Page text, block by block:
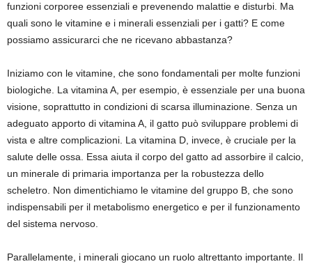
funzioni corporee essenziali e prevenendo malattie e disturbi. Ma
quali sono le vitamine e i minerali essenziali per i gatti? E come
possiamo assicurarci che ne ricevano abbastanza?
Iniziamo con le vitamine, che sono fondamentali per molte funzioni
biologiche. La vitamina A, per esempio, è essenziale per una buona
visione, soprattutto in condizioni di scarsa illuminazione. Senza un
adeguato apporto di vitamina A, il gatto può sviluppare problemi di
vista e altre complicazioni. La vitamina D, invece, è cruciale per la
salute delle ossa. Essa aiuta il corpo del gatto ad assorbire il calcio,
un minerale di primaria importanza per la robustezza dello
scheletro. Non dimentichiamo le vitamine del gruppo B, che sono
indispensabili per il metabolismo energetico e per il funzionamento
del sistema nervoso.
Parallelamente, i minerali giocano un ruolo altrettanto importante. Il